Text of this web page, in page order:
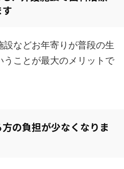
などお年寄りが普段の生
ことが最大のメリットで
の負担が少なくなりま